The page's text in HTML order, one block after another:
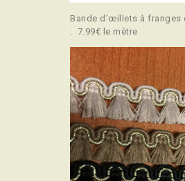
Bande d’œillets à franges
: 7.99€ le mètre